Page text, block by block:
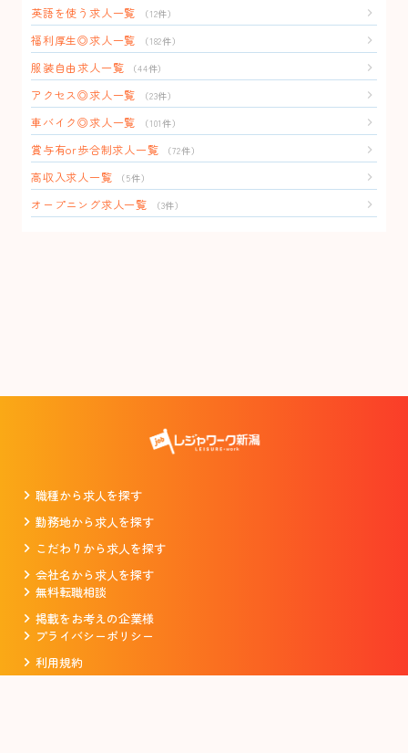
英語を使う求人一覧
（12件）
福利厚生◎求人一覧 （182件）
服装自由求人一覧 （44件）
アクセス◎求人一覧 （23件）
車バイク◎求人一覧 （101件）
賞与有or歩合制求人一覧 （72件）
高収入求人一覧 （5件）
オープニング求人一覧 （3件）
職種から求人を探す
勤務地から求人を探す
こだわりから求人を探す
会社名から求人を探す
無料転職相談
掲載をお考えの企業様
プライバシーポリシー
利用規約